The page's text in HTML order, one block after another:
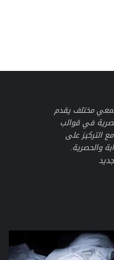
مختلف يقدم
في قوالب
التركيز على
والحصرية.